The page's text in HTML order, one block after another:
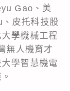
Gao、美
皮托科技股
學機械工程
無人機育才
學智慧機電